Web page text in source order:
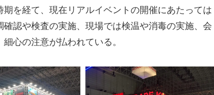
を経て、現在リアルイベントの開催にあたっては
認や検査の実施、現場では検温や消毒の実施、会
心の注意が払われている。